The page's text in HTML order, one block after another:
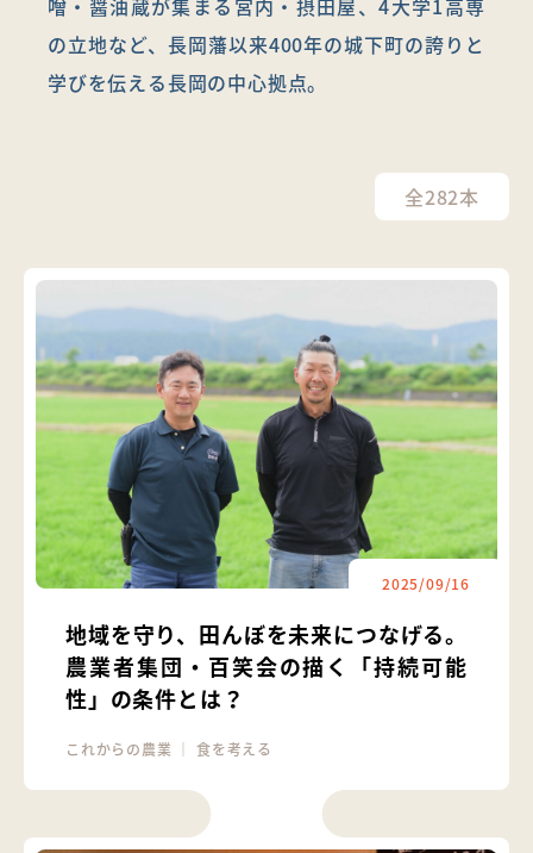
噌・醤油蔵が集まる宮内・摂田屋、4大学1高専
の立地など、長岡藩以来400年の城下町の誇りと
学びを伝える長岡の中心拠点。
全282本
2025/09/16
地域を守り、田んぼを未来につなげる。
農業者集団・百笑会の描く「持続可能
性」の条件とは？
これからの農業 ｜食を考える